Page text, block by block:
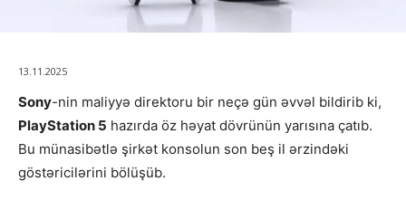
13.11.2025
Sony-nin maliyyə direktoru bir neçə gün əvvəl bildirib ki,
PlayStation 5 hazırda öz həyat dövrünün yarısına çatıb.
Bu münasibətlə şirkət konsolun son beş il ərzindəki
göstəricilərini bölüşüb.